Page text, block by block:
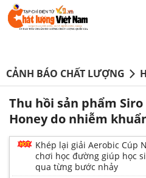
CẢNH BÁO CHẤT LƯỢNG
Thu hồi sản phẩm
Honey do nhiễm
Khép lại giải Aerobic Cúp
chơi học đường giúp học
qua từng bước nhảy